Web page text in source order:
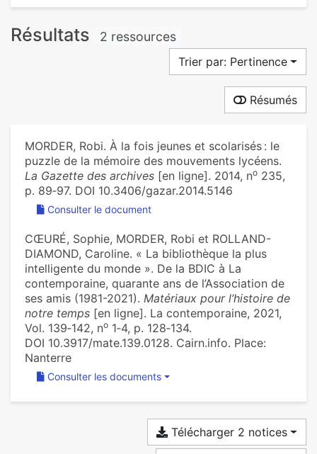
Résultats 2 ressources
Trier par: Pertinence
Résumés
MORDER, Robi. À la fois jeunes et scolarisés : le
puzzle de la mémoire des mouvements lycéens.
La Gazette des archives [en ligne]. 2014, no 235,
p. 89‑97. DOI 10.3406/gazar.2014.5146
Consulter le document
CŒURÉ, Sophie, MORDER, Robi et ROLLAND-
DIAMOND, Caroline. « La bibliothèque la plus
intelligente du monde ». De la BDIC à La
contemporaine, quarante ans de l’Association de
ses amis (1981-2021). Matériaux pour l’histoire de
notre temps [en ligne]. La contemporaine, 2021,
Vol. 139‑142, no 1‑4, p. 128‑134.
DOI 10.3917/mate.139.0128. Cairn.info. Place:
Nanterre
Consulter les documents
Télécharger 2 notices